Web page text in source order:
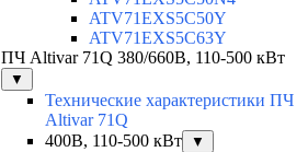
ATV71EXS5C50Y
ATV71EXS5C63Y
ПЧ Altivar 71Q 380/660В, 110-500 кВт
▼
Технические характеристики ПЧ
Altivar 71Q
400В, 110-500 кВт
▼